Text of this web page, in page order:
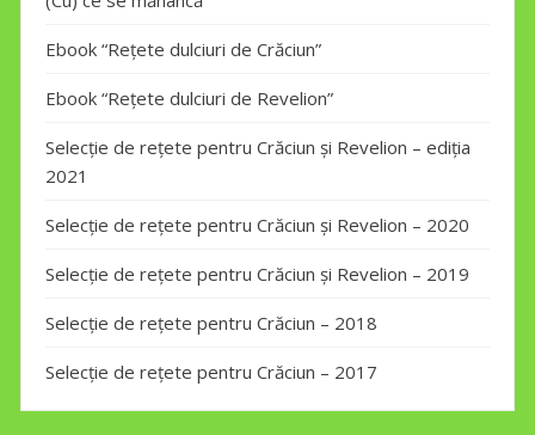
Ebook “Rețete dulciuri de Crăciun”
Ebook “Rețete dulciuri de Revelion”
Selecție de rețete pentru Crăciun și Revelion – ediția
2021
Selecție de rețete pentru Crăciun și Revelion – 2020
Selecție de rețete pentru Crăciun și Revelion – 2019
Selecție de rețete pentru Crăciun – 2018
Selecție de rețete pentru Crăciun – 2017